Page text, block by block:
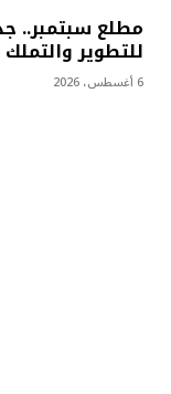
مطلع سبتمبر..
للتطوير
6 أغسطس، 2026